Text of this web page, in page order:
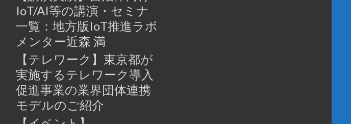
IoT/AI等の講演・セミナ
一覧：地方版IoT推進ラボ
メンター近森 満
【テレワーク】東京都が
実施するテレワーク導入
促進事業の業界団体連携
モデルのご紹介